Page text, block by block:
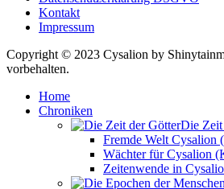
Kontakt
Impressum
Copyright © 2023 Cysalion by
vorbehalten.
Home
Chroniken
Die Zeit
Fremde Welt Cysalion
Wächter für Cysalion
Zeitenwende in